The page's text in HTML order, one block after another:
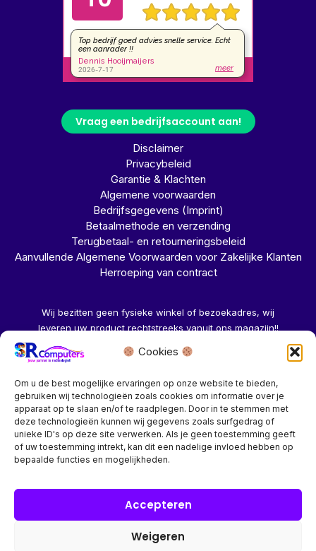
Cookies
Om u de best mogelijke ervaringen op onze website te bieden,
gebruiken wij technologieën zoals cookies om informatie over je
apparaat op te slaan en/of te raadplegen. Door in te stemmen met
deze technologieën kunnen wij gegevens zoals surfgedrag of
unieke ID's op deze site verwerken. Als je geen toestemming geeft
of uw toestemming intrekt, kan dit een nadelige invloed hebben op
bepaalde functies en mogelijkheden.
Accepteren
Weigeren
Vraag een bedrijfsaccount aan!
Disclaimer
Privacybeleid
Garantie & Klachten
Algemene voorwaarden
Bedrijfsgegevens (Imprint)
Betaalmethode en verzending
Terugbetaal- en retourneringsbeleid
Aanvullende Algemene Voorwaarden voor Zakelijke Klanten
Herroeping van contract
Wij bezitten geen fysieke winkel of bezoekadres, wij
leveren uw product rechtstreeks vanuit ons magazijn!!
Herroeping aanvragen →
Bedrijf? vraag een account aan voor speciale prijzen!